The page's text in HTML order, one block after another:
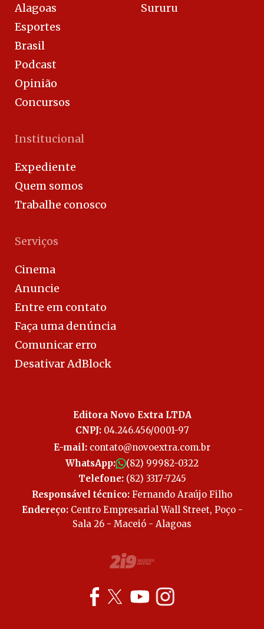
Alagoas
Esportes
Brasil
Podcast
Opinião
Concursos
Sururu
Institucional
Expediente
Quem somos
Trabalhe conosco
Serviços
Cinema
Anuncie
Entre em contato
Faça uma denúncia
Comunicar erro
Desativar AdBlock
Editora Novo Extra LTDA
CNPJ:04.246.456/0001-97
E-mail: contato@novoextra.com.br
WhatsApp:
(82) 99982-0322
Telefone:(82) 3317-7245
Responsável técnico: Fernando Araújo Filho
Endereço:Centro Empresarial Wall Street, Poço -
Sala 26 - Maceió - Alagoas